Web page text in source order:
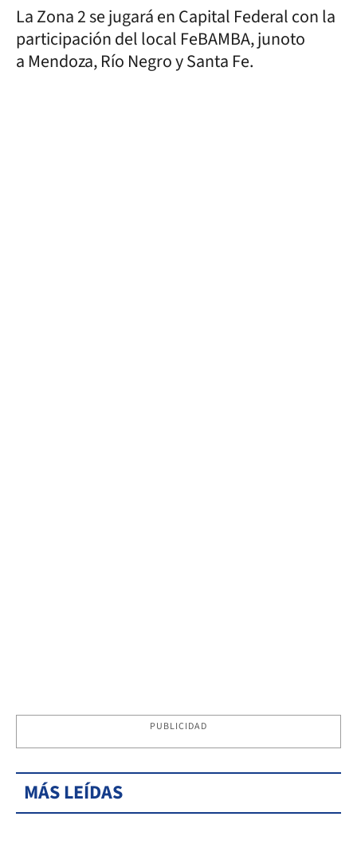
La Zona 2 se jugará en Capital Federal con la
participación del local FeBAMBA, junoto
a Mendoza, Río Negro y Santa Fe.
PUBLICIDAD
MÁS LEÍDAS